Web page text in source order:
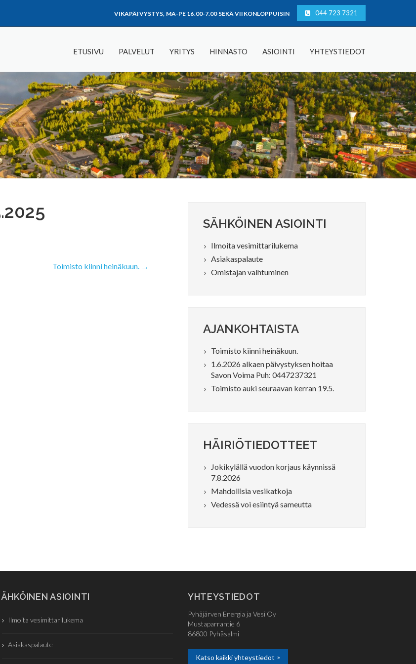
VIKAPÄIVYSTYS, MA-PE 16.00-7.00 SEKÄ VIIKONLOPPUISIN 044 723 7321
ETUSIVU PALVELUT YRITYS HINNASTO ASIOINTI YHTEYSTIEDOT
Toimisto kiinni heinäkuun.
SÄHKÖINEN ASIOINTI
Ilmoita vesimittarilukema
Asiakaspalaute
Omistajan vaihtuminen
AJANKOHTAISTA
Toimisto kiinni heinäkuun.
1.6.2026 alkaen päivystyksen hoitaa
Savon Voima Puh: 0447237321
Toimisto auki seuraavan kerran 19.5.
HÄIRIÖTIEDOTTEET
Jokikylällä vuodon korjaus käynnissä
7.8.2026
Mahdollisia vesikatkoja
Vedessä voi esiintyä sameutta
ASIOINTI
Ilmoita vesimittarilukema
Asiakaspalaute
YHTEYSTIEDOT
Pyhäjärven Energia ja Vesi Oy
Mustaparrantie 6
86800 Pyhäsalmi
Katso kaikki yhteystiedot